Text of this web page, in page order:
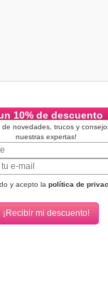
10% de descuento
de novedades, trucos y
nuestras expertas!
y acepto la política de